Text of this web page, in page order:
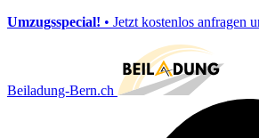
Umzugsspecial! • Jetzt kostenlos anfragen
Beiladung-Bern.ch